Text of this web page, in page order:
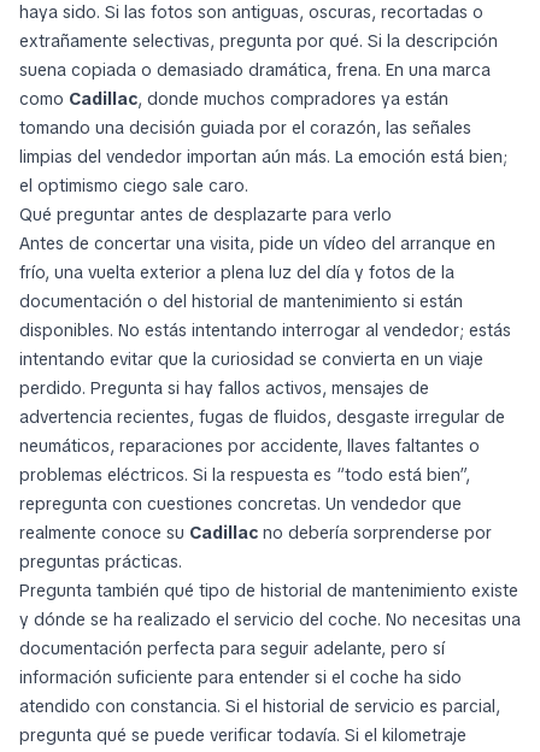
haya sido. Si las fotos son antiguas, oscuras, recortadas o
extrañamente selectivas, pregunta por qué. Si la descripción
suena copiada o demasiado dramática, frena. En una marca
como Cadillac, donde muchos compradores ya están
tomando una decisión guiada por el corazón, las señales
limpias del vendedor importan aún más. La emoción está bien;
el optimismo ciego sale caro.
Qué preguntar antes de desplazarte para verlo
Antes de concertar una visita, pide un vídeo del arranque en
frío, una vuelta exterior a plena luz del día y fotos de la
documentación o del historial de mantenimiento si están
disponibles. No estás intentando interrogar al vendedor; estás
intentando evitar que la curiosidad se convierta en un viaje
perdido. Pregunta si hay fallos activos, mensajes de
advertencia recientes, fugas de fluidos, desgaste irregular de
neumáticos, reparaciones por accidente, llaves faltantes o
problemas eléctricos. Si la respuesta es “todo está bien”,
repregunta con cuestiones concretas. Un vendedor que
realmente conoce su Cadillac no debería sorprenderse por
preguntas prácticas.
Pregunta también qué tipo de historial de mantenimiento existe
y dónde se ha realizado el servicio del coche. No necesitas una
documentación perfecta para seguir adelante, pero sí
información suficiente para entender si el coche ha sido
atendido con constancia. Si el historial de servicio es parcial,
pregunta qué se puede verificar todavía. Si el kilometraje